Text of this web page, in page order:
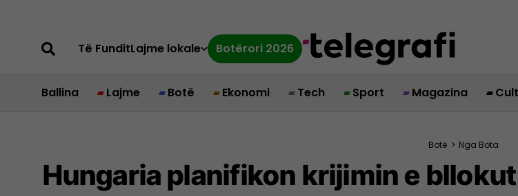
Të FunditLajme lokale Botërori 2026
Ballina Lajme Botë Ekonomi Tech Sport Magazina Cult
Botë > Nga Bota
Hungaria planifikon krijimin e